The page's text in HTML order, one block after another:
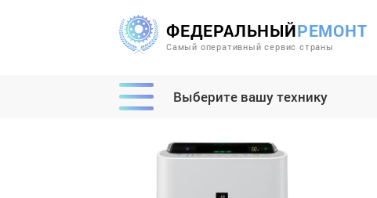
ФЕДЕРАЛЬНЫЙРЕМОНТ
Самый оперативный сервис страны
Выберите вашу технику